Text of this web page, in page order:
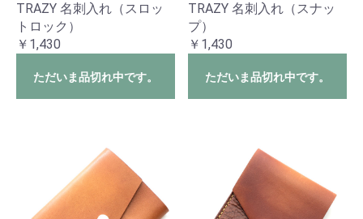
TRAZY 名刺入れ（スロッ
トロック）
￥1,430
ただいま品切れ中です。
TRAZY 名刺入れ（スナッ
プ）
￥1,430
ただいま品切れ中です。